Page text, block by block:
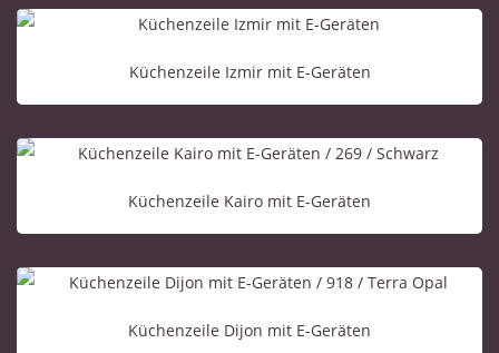
Küchenzeile Izmir mit E-Geräten
Küchenzeile Kairo mit E-Geräten
Küchenzeile Dijon mit E-Geräten